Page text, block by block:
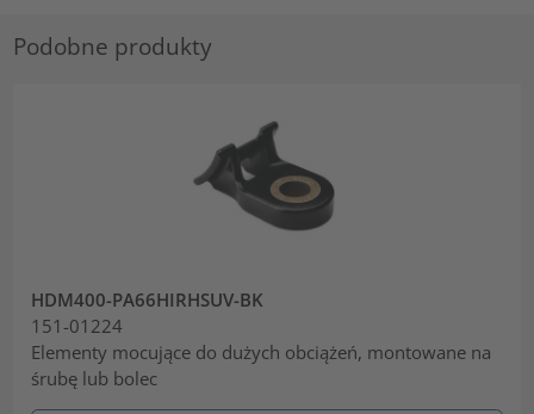
Podobne produkty
HDM400-PA66HIRHSUV-BK
151-01224
Elementy mocujące do dużych obciążeń, montowane na
śrubę lub bolec